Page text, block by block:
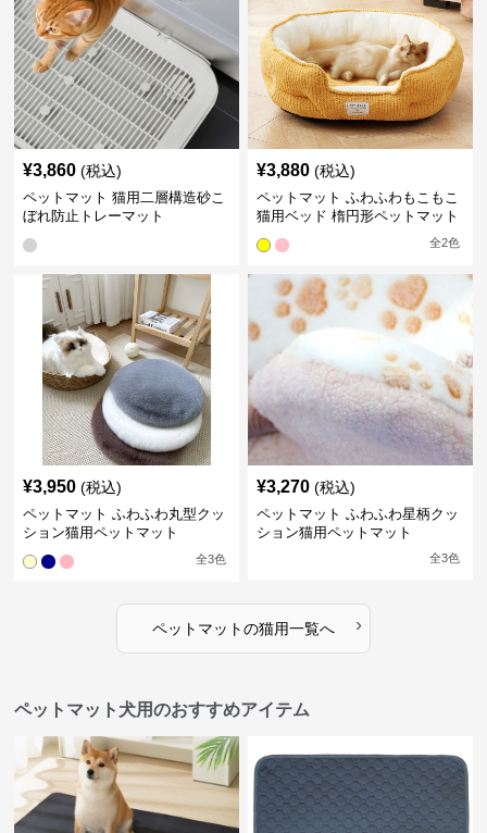
¥3,860 (税込)
ペットマット 猫用二層構造砂こ
ぼれ防止トレーマット
¥3,880 (税込)
ペットマット ふわふわもこもこ
猫用ベッド 楕円形ペットマット
全2色
¥3,950 (税込)
ペットマット ふわふわ丸型クッ
ション猫用ペットマット
全3色
¥3,270 (税込)
ペットマット ふわふわ星柄クッ
ション猫用ペットマット
全3色
ペットマットの猫用一覧へ ›
ペットマット犬用のおすすめアイテム